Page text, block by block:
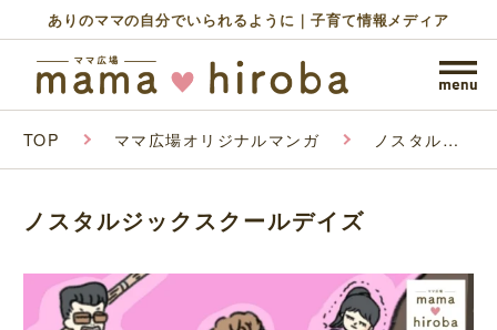
ありのママの自分でいられるように｜子育て情報メディア
TOP ママ広場オリジナルマンガ ノスタルジ
ルデイズ
ノスタルジックスクールデイズ